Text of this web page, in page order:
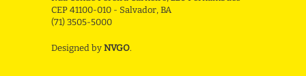
CEP 41100-010 - Salvador, BA
(71) 3505-5000
Designed by NVGO.